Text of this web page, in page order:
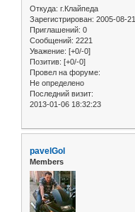
Откуда: г.Клайпеда
Зарегистрирован: 2005-08-21
Приглашений: 0
Сообщений: 2221
Уважение: [+0/-0]
Позитив: [+0/-0]
Провел на форуме:
Не определено
Последний визит:
2013-01-06 18:32:23
pavelGol
Members